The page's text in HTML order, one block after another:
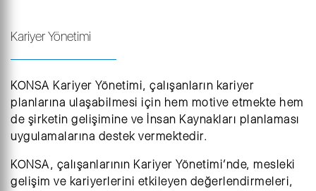
Kariyer Yönetimi
KONSA Kariyer Yönetimi, çalışanların kariyer
planlarına ulaşabilmesi için hem motive etmekte hem
de şirketin gelişimine ve İnsan Kaynakları planlaması
uygulamalarına destek vermektedir.
KONSA, çalışanlarının Kariyer Yönetimi’nde, mesleki
gelişim ve kariyerlerini etkileyen değerlendirmeleri,